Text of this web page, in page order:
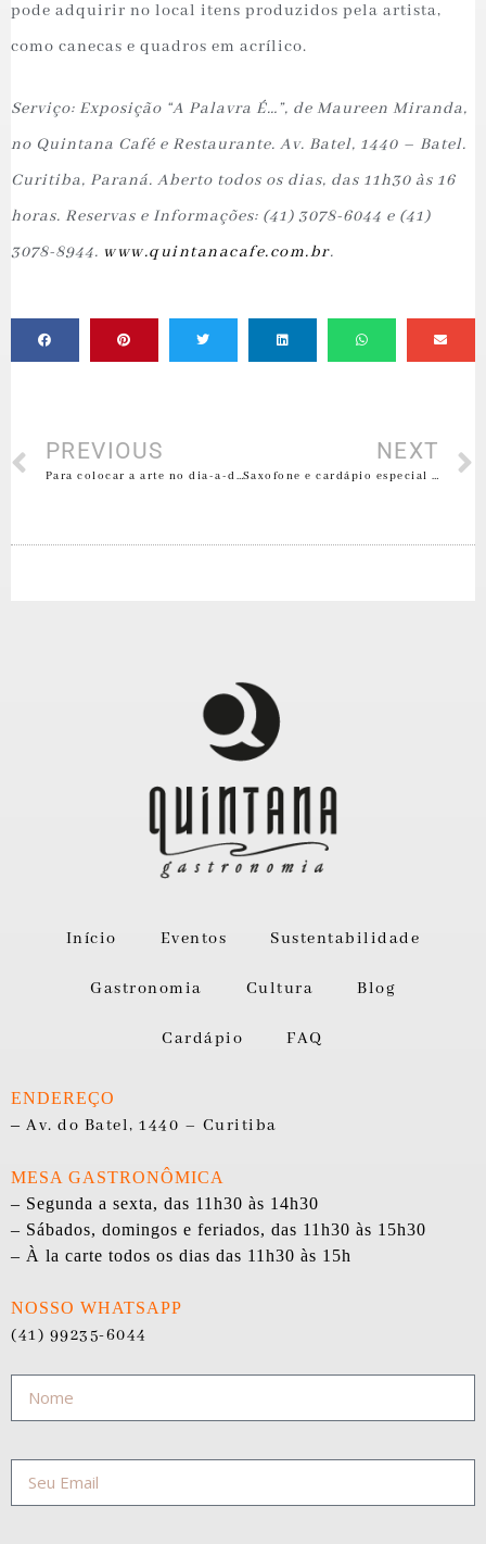
pode adquirir no local itens produzidos pela artista,
como canecas e quadros em acrílico.
Serviço: Exposição “A Palavra É…”, de Maureen Miranda,
no Quintana Café e Restaurante. Av. Batel, 1440 – Batel.
Curitiba, Paraná. Aberto todos os dias, das 11h30 às 16
horas. Reservas e Informações: (41) 3078-6044 e (41)
3078-8944. www.quintanacafe.com.br.
PREVIOUS
Para colocar a arte no dia-a-dia
NEXT
Saxofone e cardápio especial marcam o Dia dos Namorados no Quintana
Início Eventos Sustentabilidade
Gastronomia Cultura Blog
Cardápio FAQ
ENDEREÇO
– Av. do Batel, 1440 – Curitiba
MESA GASTRONÔMICA
– Segunda a sexta, das 11h30 às 14h30
– Sábados, domingos e feriados, das 11h30 às 15h30
– À la carte todos os dias das 11h30 às 15h
NOSSO WHATSAPP
(41) 99235-6044